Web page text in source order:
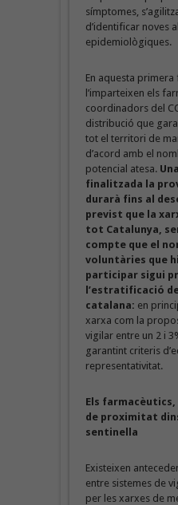
símptomes,
d’identificar noves
epidemiològiques.
En aquesta primera
l’imparteixen els
coordinadors del
distribució que
tot el territori de
d’acord amb el
potencial atesa.
finalitzada la
durarà fins al
previst que la
tot Catalunya,
compte que el
voluntàries que
participar sigui
l’estratificació
catalana: en
xarxa com la
vigilar entre un 2 i
garantint criteris
representativitat.
Els
de proximitat
sentinella
Existeixen
entre sistemes de
per les xarxes de